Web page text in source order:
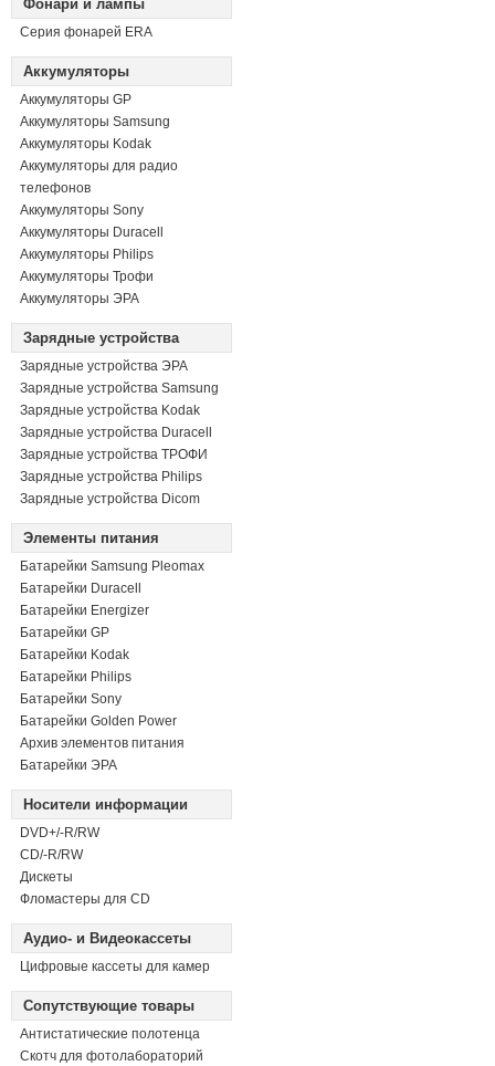
Фонари и лампы
Серия фонарей ERA
Аккумуляторы
Аккумуляторы GP
Аккумуляторы Samsung
Аккумуляторы Kodak
Аккумуляторы для радио
телефонов
Аккумуляторы Sony
Аккумуляторы Duracell
Аккумуляторы Philips
Аккумуляторы Трофи
Аккумуляторы ЭРА
Зарядные устройства
Зарядные устройства ЭРА
Зарядные устройства Samsung
Зарядные устройства Kodak
Зарядные устройства Duracell
Зарядные устройства ТРОФИ
Зарядные устройства Philips
Зарядные устройства Dicom
Элементы питания
Батарейки Samsung Pleomax
Батарейки Duracell
Батарейки Energizer
Батарейки GP
Батарейки Kodak
Батарейки Philips
Батарейки Sony
Батарейки Golden Power
Архив элементов питания
Батарейки ЭРА
Носители информации
DVD+/-R/RW
СD/-R/RW
Дискеты
Фломастеры для CD
Аудио- и Видеокассеты
Цифровые кассеты для камер
Сопутствующие товары
Антистатические полотенца
Скотч для фотолабораторий